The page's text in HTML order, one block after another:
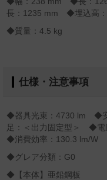
長：1235 mm ◆埋込高
◆質量：4.5 kg
仕様・注意事項
◆器具光束：4730 lm ◆
足：＜出力固定型＞ ◆
◆消費効率：130.3 lm/W
◆グレア分類：G0
◆【本体】亜鉛鋼板